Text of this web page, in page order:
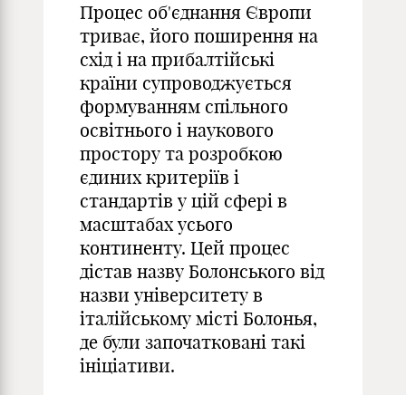
Процес об'єднання Європи
триває, його поширення на
схід і на прибалтійські
країни супроводжується
формуванням спільного
освітнього і наукового
простору та розробкою
єдиних критеріїв і
стандартів у цій сфері в
масштабах усього
континенту. Цей процес
дістав назву Болонського від
назви університету в
італійському місті Болонья,
де були започатковані такі
ініціативи.